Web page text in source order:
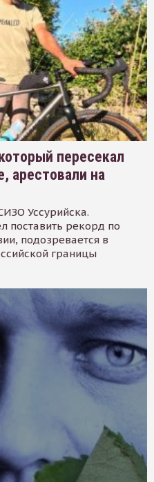
пересекал
арестовали на
Уссурийска.
поставить рекорд по
подозревается в
границы